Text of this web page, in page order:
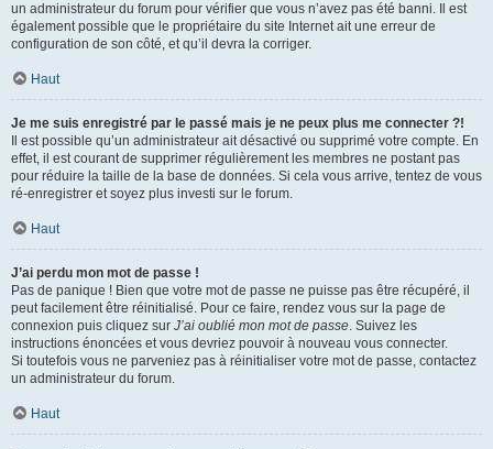
un administrateur du forum pour vérifier que vous n’avez pas été banni. Il est
également possible que le propriétaire du site Internet ait une erreur de
configuration de son côté, et qu’il devra la corriger.
Haut
Je me suis enregistré par le passé mais je ne peux plus me connecter ?!
Il est possible qu’un administrateur ait désactivé ou supprimé votre compte. En
effet, il est courant de supprimer régulièrement les membres ne postant pas
pour réduire la taille de la base de données. Si cela vous arrive, tentez de vous
ré-enregistrer et soyez plus investi sur le forum.
Haut
J’ai perdu mon mot de passe !
Pas de panique ! Bien que votre mot de passe ne puisse pas être récupéré, il
peut facilement être réinitialisé. Pour ce faire, rendez vous sur la page de
connexion puis cliquez sur J’ai oublié mon mot de passe. Suivez les
instructions énoncées et vous devriez pouvoir à nouveau vous connecter.
Si toutefois vous ne parveniez pas à réinitialiser votre mot de passe, contactez
un administrateur du forum.
Haut